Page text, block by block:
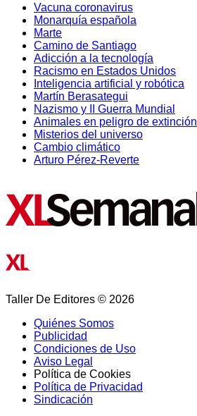
Vacuna coronavirus
Monarquía española
Marte
Camino de Santiago
Adicción a la tecnología
Racismo en Estados Unidos
Inteligencia artificial y robótica
Martín Berasategui
Nazismo y II Guerra Mundial
Animales en peligro de extinción
Misterios del universo
Cambio climático
Arturo Pérez-Reverte
Taller De Editores © 2026
Quiénes Somos
Publicidad
Condiciones de Uso
Aviso Legal
Política de Cookies
Política de Privacidad
Sindicación